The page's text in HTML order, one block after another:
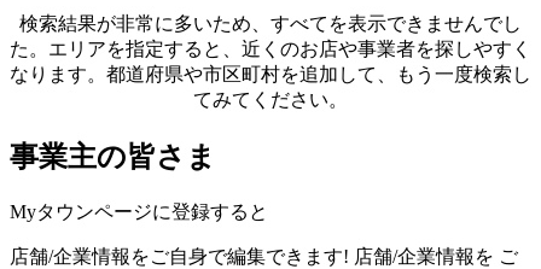
検索結果が非常に多いため、すべてを表示できませんでし
た。エリアを指定すると、近くのお店や事業者を探しやすく
なります。都道府県や市区町村を追加して、もう一度検索し
てみてください。
事業主の皆さま
Myタウンページに登録すると
店舗/企業情報をご自身で編集できます! 店舗/企業情報を ご